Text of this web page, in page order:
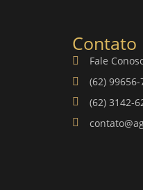
Contato
Fale
(62) 99656-
(62) 3142-